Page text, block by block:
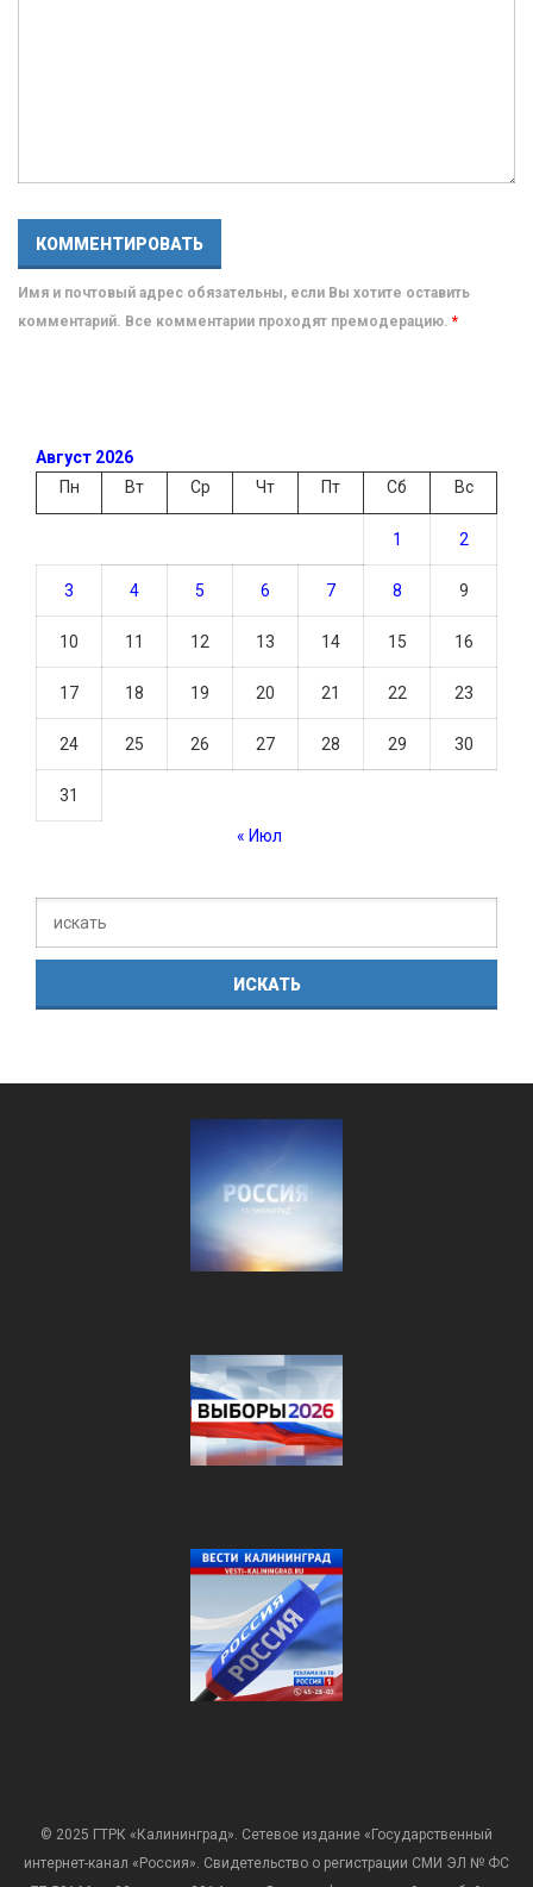
Имя и почтовый адрес обязательны, если Вы хотите оставить
комментарий. Все комментарии проходят премодерацию. *
Август 2026
Пн
Вт Ср Чт Пт Сб Вс
1 2
3 4 5 6 7 8 9
10 11 12 13 14 15 16
17 18 19 20 21 22 23
24 25 26 27 28 29 30
31
« Июл
© 2025 ГТРК «Калининград». Сетевое издание «Государственный
интернет-канал «Россия». Свидетельство о регистрации СМИ ЭЛ № ФС